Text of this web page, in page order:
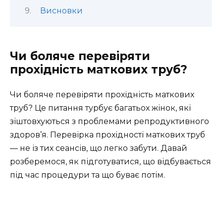
Висновки
Чи боляче перевіряти
прохідність маткових труб?
Чи боляче перевіряти прохідність маткових
труб? Це питання турбує багатьох жінок, які
зіштовхуються з проблемами репродуктивного
здоров’я. Перевірка прохідності маткових труб
— не із тих сеансів, що легко забути. Давай
розберемося, як підготуватися, що відбувається
під час процедури та що буває потім.